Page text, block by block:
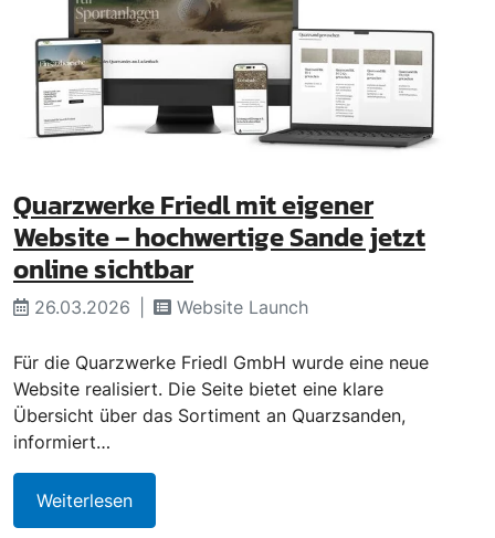
Quarzwerke Friedl mit eigener
Website – hochwertige Sande jetzt
online sichtbar
26.03.2026 Website Launch
Für die Quarzwerke Friedl GmbH wurde eine neue
Website realisiert. Die Seite bietet eine klare
Übersicht über das Sortiment an Quarzsanden,
informiert…
Weiterlesen